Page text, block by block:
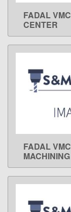
FADAL
CENTER
FADAL